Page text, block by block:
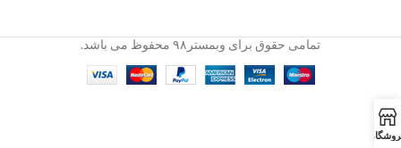
تمامی حقوق برای وبمستر۹۸ محفوظ می باشد.